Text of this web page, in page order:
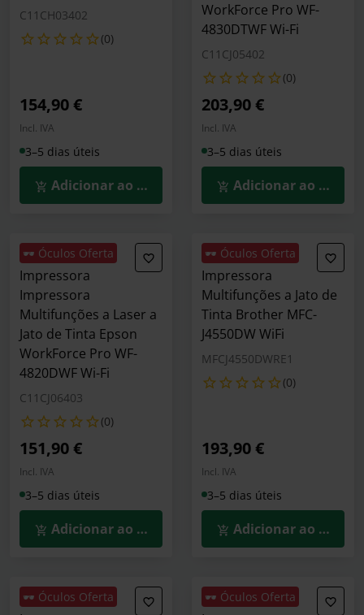
C11CH03402
(0)
154,90 €
Incl. IVA
3–5 dias úteis
Adicionar ao Carrinho
WorkForce Pro WF-
4830DTWF Wi-Fi
C11CJ05402
(0)
203,90 €
Incl. IVA
3–5 dias úteis
Adicionar ao
🕶️ Óculos Oferta
Impressora
Impressora
Multifunções a Laser a
Jato de Tinta Epson
WorkForce Pro WF-
4820DWF Wi-Fi
C11CJ06403
(0)
151,90 €
Incl. IVA
3–5 dias úteis
Adicionar ao Carrinho
🕶️ Óculos Oferta
Impressora
Multifunções a Jato de
Tinta Brother MFC-
J4550DW WiFi
MFCJ4550DWRE1
(0)
193,90 €
Incl. IVA
3–5 dias úteis
Adicionar ao
🕶️ Óculos Oferta 🕶️ Óculos Oferta